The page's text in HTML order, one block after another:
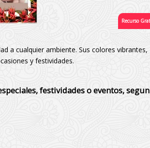
a cualquier ambiente. Sus colores vibrantes,
y festividades.
festividades o eventos, segun